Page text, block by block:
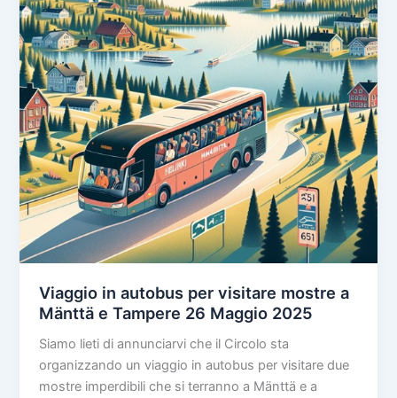
Viaggio in autobus per visitare mostre a
Mänttä e Tampere 26 Maggio 2025
Siamo lieti di annunciarvi che il Circolo sta
organizzando un viaggio in autobus per visitare due
mostre imperdibili che si terranno a Mänttä e a